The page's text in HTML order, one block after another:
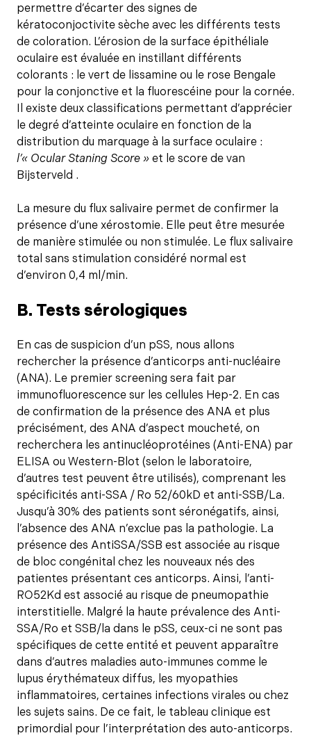
permettre d’écarter des signes de
kératoconjoctivite sèche avec les différents tests
de coloration. L’érosion de la surface épithéliale
oculaire est évaluée en instillant différents
colorants : le vert de lissamine ou le rose Bengale
pour la conjonctive et la fluorescéine pour la cornée.
Il existe deux classifications permettant d’apprécier
le degré d’atteinte oculaire en fonction de la
distribution du marquage à la surface oculaire :
l’« Ocular Staning Score » et le score de van
Bijsterveld .
La mesure du flux salivaire permet de confirmer la
présence d’une xérostomie. Elle peut être mesurée
de manière stimulée ou non stimulée. Le flux salivaire
total sans stimulation considéré normal est
d’environ 0,4 ml/min.
B. Tests sérologiques
En cas de suspicion d’un pSS, nous allons
rechercher la présence d’anticorps anti-nucléaire
(ANA). Le premier screening sera fait par
immunofluorescence sur les cellules Hep-2. En cas
de confirmation de la présence des ANA et plus
précisément, des ANA d’aspect moucheté, on
recherchera les antinucléoprotéines (Anti-ENA) par
ELISA ou Western-Blot (selon le laboratoire,
d’autres test peuvent être utilisés), comprenant les
spécificités anti-SSA / Ro 52/60kD et anti-SSB/La.
Jusqu’à 30% des patients sont séronégatifs, ainsi,
l’absence des ANA n’exclue pas la pathologie. La
présence des AntiSSA/SSB est associée au risque
de bloc congénital chez les nouveaux nés des
patientes présentant ces anticorps. Ainsi, l’anti-
RO52Kd est associé au risque de pneumopathie
interstitielle. Malgré la haute prévalence des Anti-
SSA/Ro et SSB/la dans le pSS, ceux-ci ne sont pas
spécifiques de cette entité et peuvent apparaître
dans d’autres maladies auto-immunes comme le
lupus érythémateux diffus, les myopathies
inflammatoires, certaines infections virales ou chez
les sujets sains. De ce fait, le tableau clinique est
primordial pour l’interprétation des auto-anticorps.